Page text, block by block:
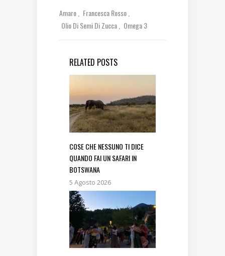
Amaro
Francesca Rosso
Olio Di Semi Di Zucca
Omega 3
RELATED POSTS
COSE CHE NESSUNO TI DICE
QUANDO FAI UN SAFARI IN
BOTSWANA
5 Agosto 2026